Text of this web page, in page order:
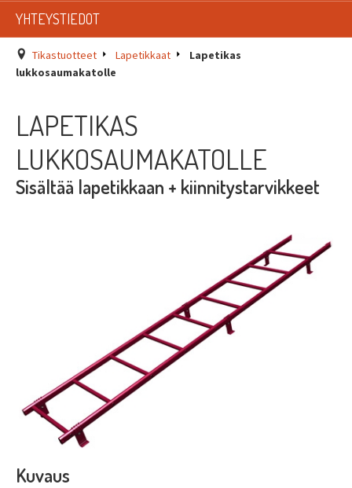
LISTAT
SADEVESIJÄRJESTELMÄT
TIKASTUOTTEET
KATTOLUUKUT JA KATTOLÄPIVIENNIT
TARVIKKEET
YHTEYSTIEDOT
Tikastuotteet Lapetikkaat
Lapetikas
lukkosaumakatolle
LAPETIKAS
LUKKOSAUMAKATOLLE
Sisältää lapetikkaan + kiinnitystarvikkeet
Kuvaus